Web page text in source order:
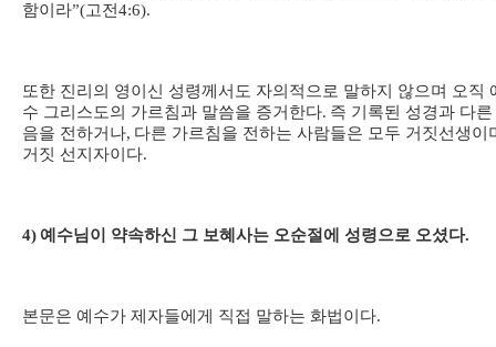
함이라”(고전4:6).
또한 진리의 영이신 성령께서도 자의적으로 말하지 않으며 오직
수 그리스도의 가르침과 말씀을 증거한다. 즉 기록된 성경과 다른
음을 전하거나, 다른 가르침을 전하는 사람들은 모두 거짓선생이
거짓 선지자이다.
4)예수님이 약속하신 그 보혜사는 오순절에 성령으로 오셨다.
본문은 예수가 제자들에게 직접 말하는 화법이다.